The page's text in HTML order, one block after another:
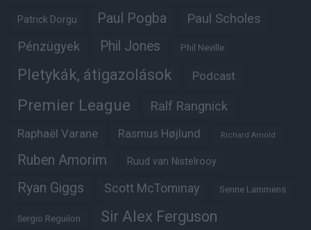
Patrick Dorgu Paul Pogba Paul Scholes
Pénzügyek Phil Jones Phil Neville
Pletykák, átigazolások Podcast
Premier League Ralf Rangnick
Raphaël Varane Rasmus Højlund Richard Arnold
Ruben Amorim Ruud van Nistelrooy
Ryan Giggs Scott McTominay Senne Lammens
Sergio Reguilon Sir Alex Ferguson